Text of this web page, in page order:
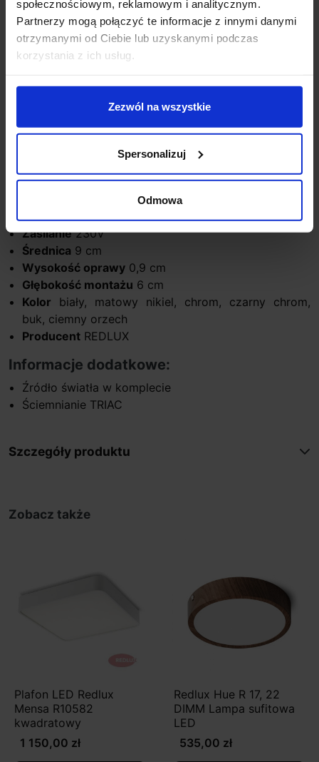
społecznościowym, reklamowym i analitycznym.
Partnerzy mogą połączyć te informacje z innymi danymi
otrzymanymi od Ciebie lub uzyskanymi podczas
korzystania z ich usług.
Zezwól na wszystkie
Spersonalizuj
Odmowa
nikiel, chrom, czarny chrom, buk oraz ciemny orzech.
Źródłem światła jest LED o mocy 6W i ciepłej barwie
światła 3000K. Dzięki uniwersalnej formie i bogatej
palecie kolorów, ta natynkowa lampa idealnie
LED
Moc6W
540lm
Barwa światła3000K (biała ciepła)
Zasilanie230V
Średnica 9 cm
Wysokość oprawy 0,9 cm
Głębokość montażu 6 cm
Kolor biały, matowy nikiel, chrom, czarny chrom,
buk, ciemny orzech
Producent REDLUX
Informacje dodatkowe:
Źródło światła w komplecie
Ściemnianie TRIAC
Szczegóły produktu
Zobacz także
Plafon LED Redlux
Mensa R10582
kwadratowy
1 150,00 zł
Redlux Hue R 17, 22
DIMM Lampa sufitowa
LED
535,00 zł